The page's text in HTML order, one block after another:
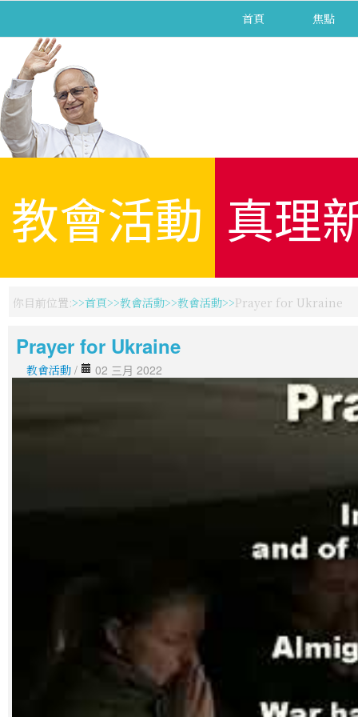
首頁 焦點
教會活動 真理
你目前位置: 首頁 教會活動 教會活動 Prayer for Ukraine
Prayer for Ukraine
教會活動 / 02 三月 2022